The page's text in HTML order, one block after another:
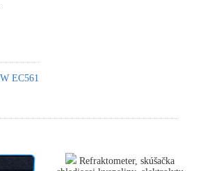
EC561
Refraktometer, skúšačka